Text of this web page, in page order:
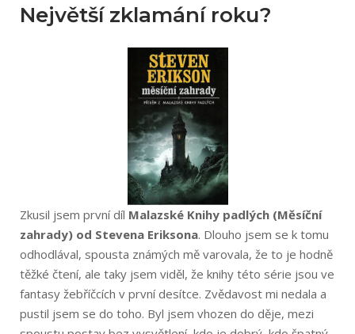
Největší zklamání roku?
Zkusil jsem první díl Malazské Knihy padlých (Měsíční
zahrady) od Stevena Eriksona. Dlouho jsem se k tomu
odhodlával, spousta známých mě varovala, že to je hodně
těžké čtení, ale taky jsem viděl, že knihy této série jsou ve
fantasy žebříčcích v první desítce. Zvědavost mi nedala a
pustil jsem se do toho. Byl jsem vhozen do děje, mezi